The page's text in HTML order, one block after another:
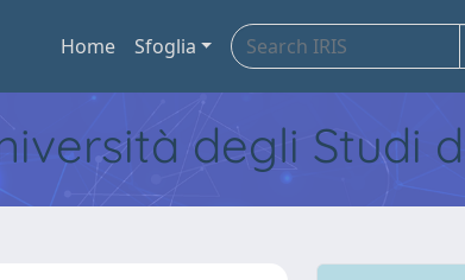
Home Sfoglia
degli Studi